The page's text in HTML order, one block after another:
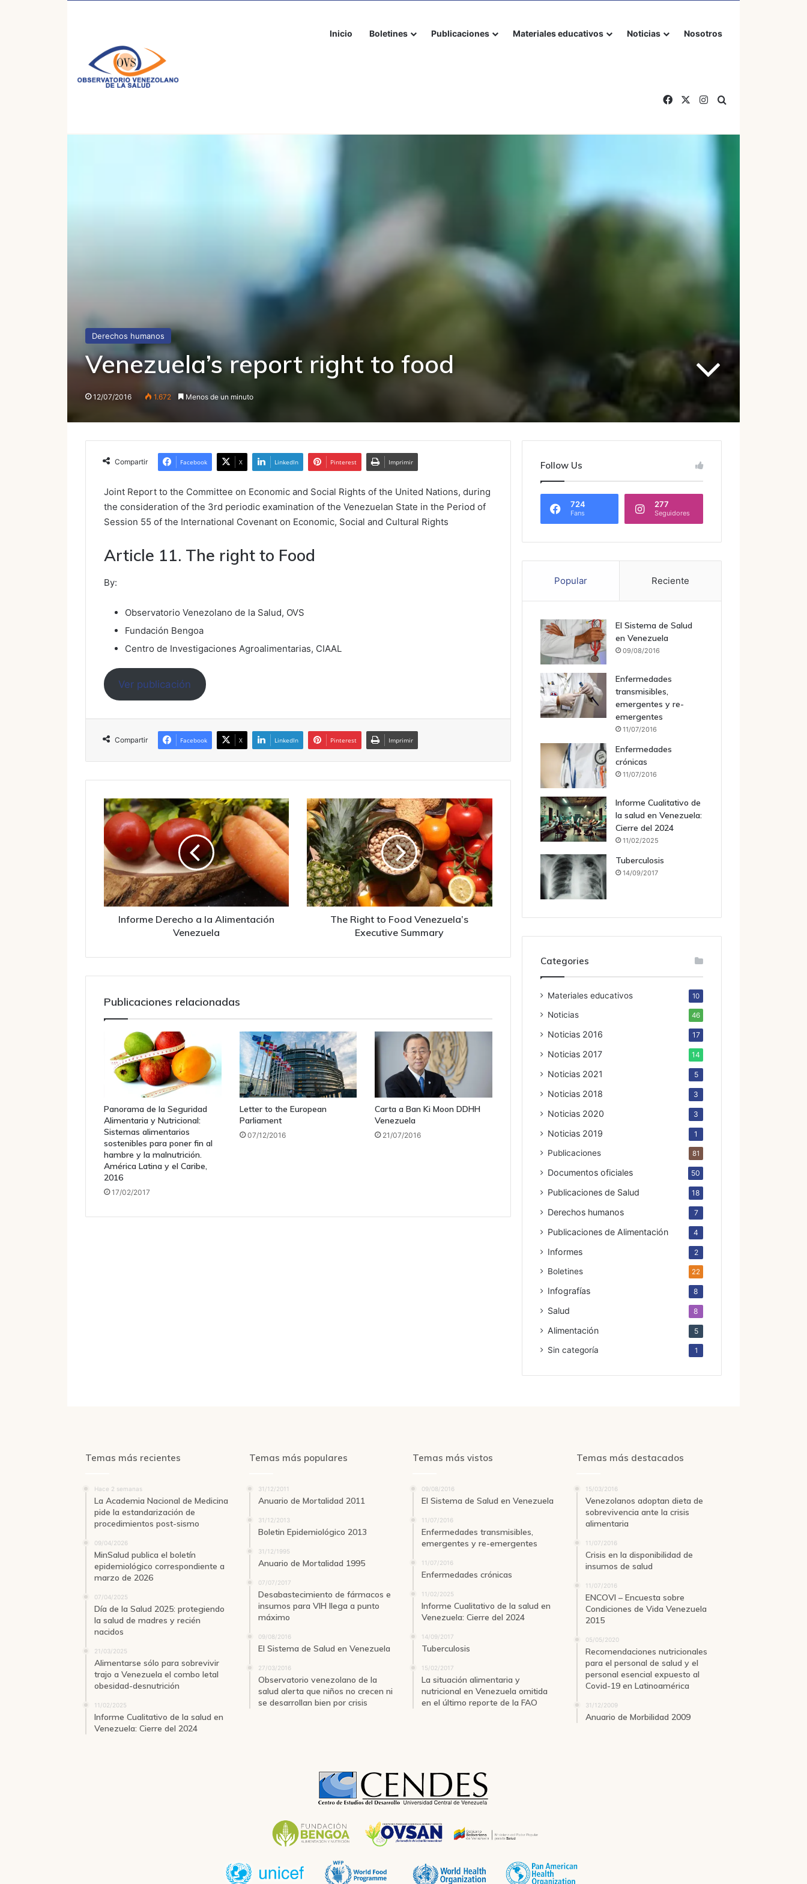
Inicio Boletines Publicaciones Materiales educativos Noticias Nosotros
FacebookInstagram
Derechos humanos
Venezuela’s report right to food
12/07/2016 1.672 Menos de un minuto
Compartir Facebook X LinkedIn Pinterest Imprimir
Joint Report to the Committee on Economic and Social Rights of the United Nations, during
the consideration of the 3rd periodic examination of the Venezuelan State in the Period of
Session 55 of the International Covenant on Economic, Social and Cultural Rights
Article 11. The right to Food
By:
Observatorio Venezolano de la Salud, OVS
Fundación Bengoa
Centro de Investigaciones Agroalimentarias, CIAAL
Ver publicación
Compartir Facebook X LinkedIn Pinterest Imprimir
Informe
Derecho
a
la
Alimentación
Venezuela
Informe Derecho a la Alimentación
Venezuela
The
Right
to
Food
Venezuela’s
Executive
Summary
The Right to Food Venezuela’s
Executive Summary
Publicaciones relacionadas
Panorama de la Seguridad
Alimentaria y Nutricional:
Sistemas alimentarios
sostenibles para poner fin al
hambre y la malnutrición.
América Latina y el Caribe,
2016
17/02/2017
Letter to the European
Parliament
07/12/2016
Carta a Ban Ki Moon DDHH
Venezuela
21/07/2016
Follow Us
724
Fans
277
Seguidores
Popular Reciente
El Sistema de Salud
en Venezuela
09/08/2016
Enfermedades
transmisibles,
emergentes y re-
emergentes
11/07/2016
Enfermedades
crónicas
11/07/2016
Informe Cualitativo de
la salud en Venezuela:
Cierre del 2024
11/02/2025
Tuberculosis
14/09/2017
Categories
Materiales educativos 10
Noticias 46
Noticias 2016 17
Noticias 2017 14
Noticias 2021 5
Noticias 2018 3
Noticias 2020 3
Noticias 2019 1
Publicaciones 81
Documentos oficiales 50
Publicaciones de Salud 18
Derechos humanos 7
Publicaciones de Alimentación 4
Informes 2
Boletines 22
Infografías 8
Salud 8
Alimentación 5
Sin categoría 1
Temas más recientes
Hace 2 semanas
La Academia Nacional de Medicina
pide la estandarización de
procedimientos post-sismo
09/04/2026
MinSalud publica el boletín
epidemiológico correspondiente a
marzo de 2026
07/04/2025
Día de la Salud 2025: protegiendo
la salud de madres y recién
nacidos
21/03/2025
Alimentarse sólo para sobrevivir
trajo a Venezuela el combo letal
obesidad-desnutrición
11/02/2025
Informe Cualitativo de la salud en
Venezuela: Cierre del 2024
Temas más populares
31/12/2011
Anuario de Mortalidad 2011
31/12/2013
Boletin Epidemiológico 2013
31/12/1995
Anuario de Mortalidad 1995
07/07/2017
Desabastecimiento de fármacos e
insumos para VIH llega a punto
máximo
09/08/2016
El Sistema de Salud en Venezuela
27/03/2016
Observatorio venezolano de la
salud alerta que niños no crecen ni
se desarrollan bien por crisis
Temas más vistos
09/08/2016
El Sistema de Salud en Venezuela
11/07/2016
Enfermedades transmisibles,
emergentes y re-emergentes
11/07/2016
Enfermedades crónicas
11/02/2025
Informe Cualitativo de la salud en
Venezuela: Cierre del 2024
14/09/2017
Tuberculosis
15/02/2017
La situación alimentaria y
nutricional en Venezuela omitida
en el último reporte de la FAO
Temas más destacados
15/03/2016
Venezolanos adoptan dieta de
sobrevivencia ante la crisis
alimentaria
11/07/2016
Crisis en la disponibilidad de
insumos de salud
11/07/2016
ENCOVI – Encuesta sobre
Condiciones de Vida Venezuela
2015
05/05/2020
Recomendaciones nutricionales
para el personal de salud y el
personal esencial expuesto al
Covid-19 en Latinoamérica
31/12/2009
Anuario de Morbilidad 2009